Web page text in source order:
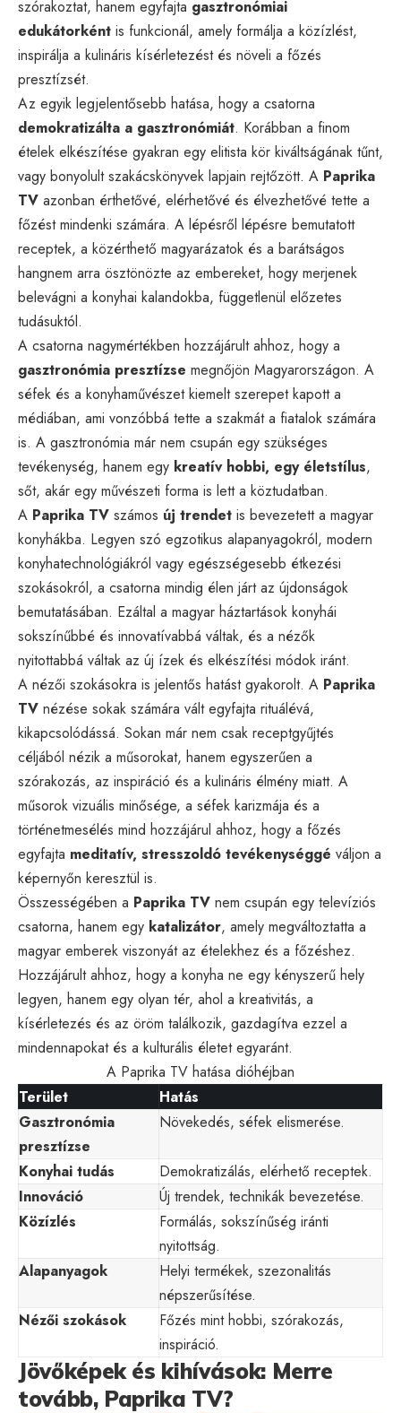
szórakoztat, hanem egyfajta gasztronómiai
edukátorként is funkcionál, amely formálja a közízlést,
inspirálja a kulináris kísérletezést és növeli a főzés
presztízsét.
Az egyik legjelentősebb hatása, hogy a csatorna
demokratizálta a gasztronómiát. Korábban a finom
ételek elkészítése gyakran egy elitista kör kiváltságának tűnt,
vagy bonyolult szakácskönyvek lapjain rejtőzött. A Paprika
TV azonban érthetővé, elérhetővé és élvezhetővé tette a
főzést mindenki számára. A lépésről lépésre bemutatott
receptek, a közérthető magyarázatok és a barátságos
hangnem arra ösztönözte az embereket, hogy merjenek
belevágni a konyhai kalandokba, függetlenül előzetes
tudásuktól.
A csatorna nagymértékben hozzájárult ahhoz, hogy a
gasztronómia presztízse megnőjön Magyarországon. A
séfek és a konyhaművészet kiemelt szerepet kapott a
médiában, ami vonzóbbá tette a szakmát a fiatalok számára
is. A gasztronómia már nem csupán egy szükséges
tevékenység, hanem egy kreatív hobbi, egy életstílus,
sőt, akár egy művészeti forma is lett a köztudatban.
A Paprika TV számos új trendet is bevezetett a magyar
konyhákba. Legyen szó egzotikus alapanyagokról, modern
konyhatechnológiákról vagy egészségesebb étkezési
szokásokról, a csatorna mindig élen járt az újdonságok
bemutatásában. Ezáltal a magyar háztartások konyhái
sokszínűbbé és innovatívabbá váltak, és a nézők
nyitottabbá váltak az új ízek és elkészítési módok iránt.
A nézői szokásokra is jelentős hatást gyakorolt. A Paprika
TV nézése sokak számára vált egyfajta rituálévá,
kikapcsolódássá. Sokan már nem csak receptgyűjtés
céljából nézik a műsorokat, hanem egyszerűen a
szórakozás, az inspiráció és a kulináris élmény miatt. A
műsorok vizuális minősége, a séfek karizmája és a
történetmesélés mind hozzájárul ahhoz, hogy a főzés
egyfajta meditatív, stresszoldó tevékenységgé váljon a
képernyőn keresztül is.
Összességében a Paprika TV nem csupán egy televíziós
csatorna, hanem egy katalizátor, amely megváltoztatta a
magyar emberek viszonyát az ételekhez és a főzéshez.
Hozzájárult ahhoz, hogy a konyha ne egy kényszerű hely
legyen, hanem egy olyan tér, ahol a kreativitás, a
kísérletezés és az öröm találkozik, gazdagítva ezzel a
mindennapokat és a kulturális életet egyaránt.
A Paprika TV hatása dióhéjban
Terület
Hatás
Gasztronómia
presztízse
Növekedés, séfek elismerése.
Konyhai tudás
Demokratizálás, elérhető receptek.
Innováció
Új trendek, technikák bevezetése.
Közízlés
Formálás, sokszínűség iránti
nyitottság.
Alapanyagok
Helyi termékek, szezonalitás
népszerűsítése.
Nézői szokások
Főzés mint hobbi, szórakozás,
inspiráció.
Jövőképek és kihívások: Merre
tovább, Paprika TV?